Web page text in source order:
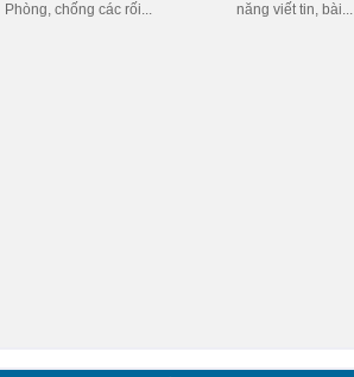
Phòng, chống các rối...
năng viết tin, bài...